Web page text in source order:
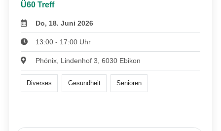
Ü60 Treff
Do, 18. Juni 2026
13:00 - 17:00 Uhr
Phönix, Lindenhof 3, 6030 Ebikon
Diverses Gesundheit Senioren